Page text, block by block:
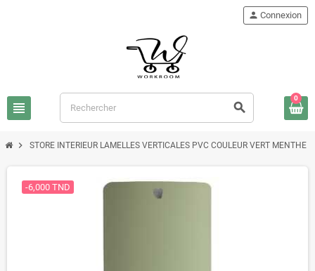
view_headline search
person Connexion
0
chevron_right STORE INTERIEUR LAMELLES VERTICALES PVC COULEUR VERT MENTHE
-6,000 TND